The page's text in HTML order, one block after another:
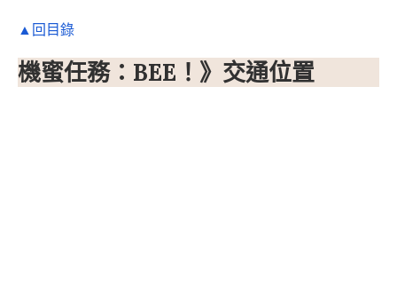
▲回目錄
機蜜任務：BEE！》交通位置